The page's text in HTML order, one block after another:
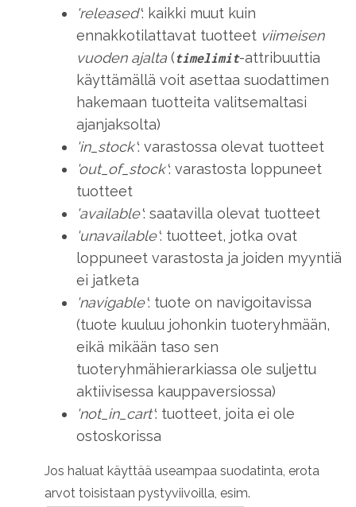
'released': kaikki muut kuin
ennakkotilattavat tuotteet viimeisen
vuoden ajalta (timelimit-attribuuttia
käyttämällä voit asettaa suodattimen
hakemaan tuotteita valitsemaltasi
ajanjaksolta)
'in_stock': varastossa olevat tuotteet
'out_of_stock': varastosta loppuneet
tuotteet
'available': saatavilla olevat tuotteet
'unavailable': tuotteet, jotka ovat
loppuneet varastosta ja joiden myyntiä
ei jatketa
'navigable': tuote on navigoitavissa
(tuote kuuluu johonkin tuoteryhmään,
eikä mikään taso sen
tuoteryhmähierarkiassa ole suljettu
aktiivisessa kauppaversiossa)
'not_in_cart': tuotteet, joita ei ole
ostoskorissa
Jos haluat käyttää useampaa suodatinta, erota
arvot toisistaan pystyviivoilla, esim.